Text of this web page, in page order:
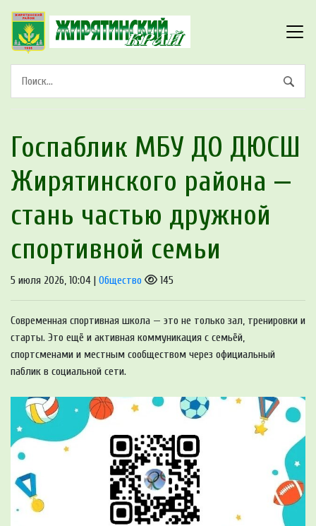
Госпаблик МБУ ДО ДЮСШ
Жирятинского района —
стань частью дружной
спортивной семьи
5 июля 2026, 10:04 | Общество 145
Современная спортивная школа — это не только зал, тренировки и
старты. Это ещё и активная коммуникация с семьёй,
спортсменами и местным сообществом через официальный
паблик в социальной сети.